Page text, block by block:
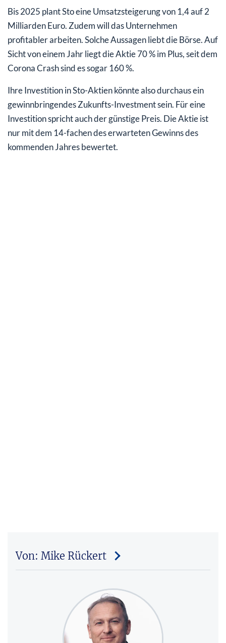
Bis 2025 plant Sto eine Umsatzsteigerung von 1,4 auf 2
Milliarden Euro. Zudem will das Unternehmen
profitabler arbeiten. Solche Aussagen liebt die Börse. Auf
Sicht von einem Jahr liegt die Aktie 70 % im Plus, seit dem
Corona Crash sind es sogar 160 %.
Ihre Investition in Sto-Aktien könnte also durchaus ein
gewinnbringendes Zukunfts-Investment sein. Für eine
Investition spricht auch der günstige Preis. Die Aktie ist
nur mit dem 14-fachen des erwarteten Gewinns des
kommenden Jahres bewertet.
Von: Mike Rückert